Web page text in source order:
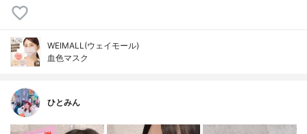
WEIMALL(ウェイモール)
血色マスク
ひとみん